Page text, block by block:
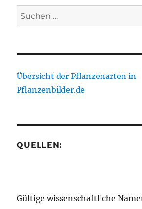
Suche
nach:
Übersicht der Pflanzenarten in
Pflanzenbilder.de
QUELLEN:
Gültige wissenschaftliche